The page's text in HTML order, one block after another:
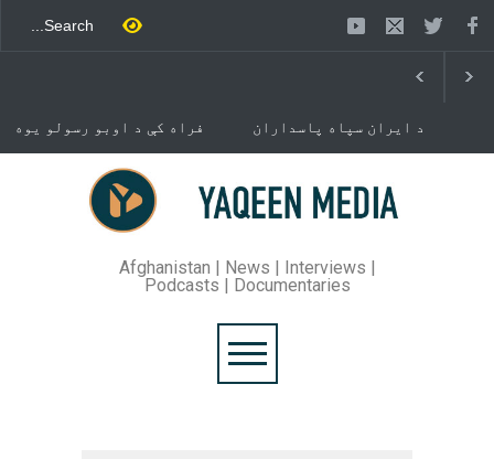
فراه کې د اوبو رسولو یوه
د ایران سپاه پاسداران
د تندلارې فلسطينۍ ډلې د
هنيه په
تهران کې وژل شوی دی.
خوست کې د غلام خان لار
بیرته خلاصه شوه
Afghanistan | News | Interviews |
Podcasts | Documentaries